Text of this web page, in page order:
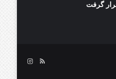
گرفت
خوراکاینستاگرام